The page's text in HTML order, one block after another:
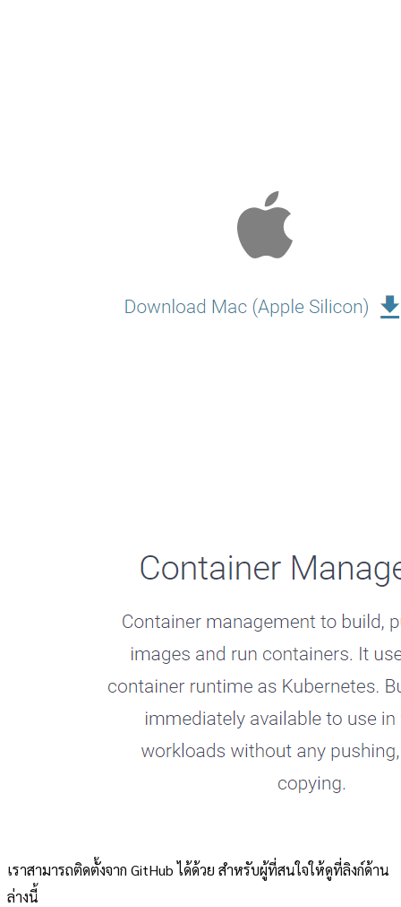
เราสามารถติดตั้งจาก GitHub ได้ด้วย สำหรับผู้ที่สนใจให้ดูที่ลิงก์ด้าน
ล่างนี้